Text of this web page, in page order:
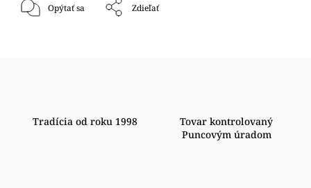
Opýtať sa Zdieľať
Tradícia od roku 1998
Tovar kontrolovaný
Puncovým úradom